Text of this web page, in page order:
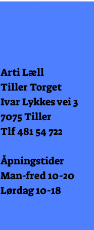
Arti Læll
Tiller Torget
Ivar Lykkes vei 3
7075 Tiller
Tlf 481 54 722
Åpningstider
Man-fred 10-20
Lørdag 10-18